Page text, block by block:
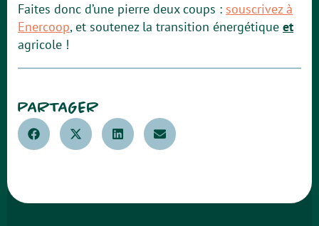
Faites donc d’une pierre deux coups : souscrivez à
Enercoop, et soutenez la transition énergétique et
agricole !
PARTAGER